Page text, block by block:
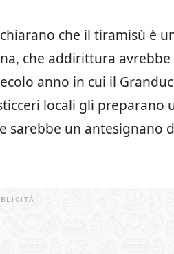
che il tiramisù è
che addirittura
anno in cui il
locali gli preparano
sarebbe un antesignano